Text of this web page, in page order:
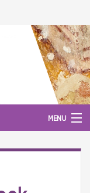
MENU